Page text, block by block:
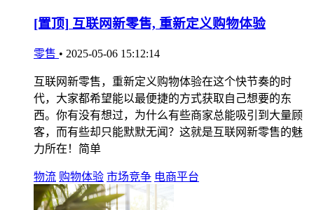
[置顶] 互联网新零售, 重新定义购物体验
零售 • 2025-05-06 15:12:14
互联网新零售，重新定义购物体验在这个快节奏的时
代，大家都希望能以最便捷的方式获取自己想要的东
西。你有没有想过，为什么有些商家总能吸引到大量顾
客，而有些却只能默默无闻？这就是互联网新零售的魅
力所在！简单
物流 购物体验 市场竞争 电商平台